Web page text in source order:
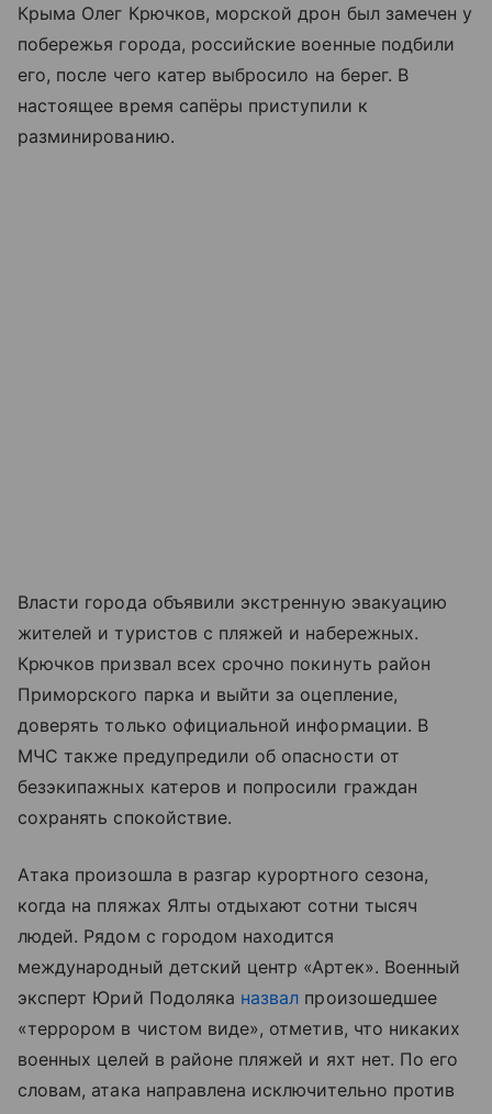
Крыма Олег Крючков, морской дрон был замечен у
побережья города, российские военные подбили
его, после чего катер выбросило на берег. В
настоящее время сапёры приступили к
разминированию.
Власти города объявили экстренную эвакуацию
жителей и туристов с пляжей и набережных.
Крючков призвал всех срочно покинуть район
Приморского парка и выйти за оцепление,
доверять только официальной информации. В
МЧС также предупредили об опасности от
безэкипажных катеров и попросили граждан
сохранять спокойствие.
Атака произошла в разгар курортного сезона,
когда на пляжах Ялты отдыхают сотни тысяч
людей. Рядом с городом находится
международный детский центр «Артек». Военный
эксперт Юрий Подоляка назвал произошедшее
«террором в чистом виде», отметив, что никаких
военных целей в районе пляжей и яхт нет. По его
словам, атака направлена исключительно против